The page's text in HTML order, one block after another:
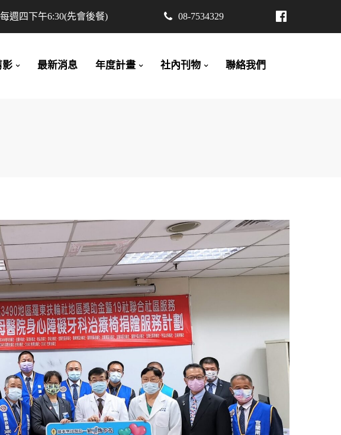
週四下午6:30(先會後餐) 08-7534329
影 最新消息 年度計畫 社內刊物 聯絡我們